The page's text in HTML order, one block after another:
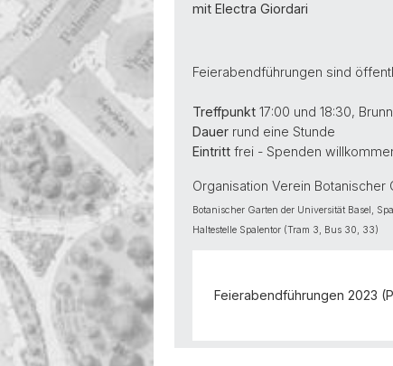
mit Electra Giordari
Feierabendführungen sind
Treffpunkt 17:00 und 18:30,
Dauer rund eine Stunde
Eintritt frei - Spenden
Organisation Verein Botanischer
Botanischer Garten der Universität Basel,
Haltestelle Spalentor (Tram 3, Bus 30, 33)
Feierabendführungen 2023